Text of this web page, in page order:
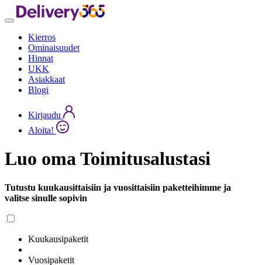
Kierros
Ominaisuudet
Hinnat
UKK
Asiakkaat
Blogi
Kirjaudu
Aloita!
Luo oma Toimitusalustasi
Tutustu kuukausittaisiin ja vuosittaisiin paketteihimme ja
valitse sinulle sopivin
Kuukausipaketit
Vuosipaketit